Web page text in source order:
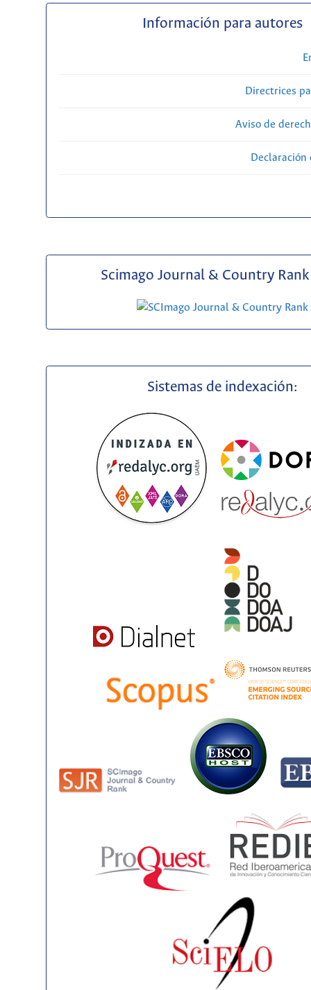
Información para autores
Directrices
Aviso de
Scimago Journal & Country Rank
Sistemas de indexación: